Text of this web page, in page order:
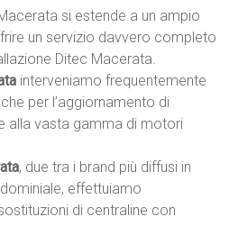
si estende a un ampio
un servizio davvero completo
Ditec Macerata.
interveniamo frequentemente
per l’aggiornamento di
alla vasta gamma di motori
, due tra i brand più diffusi in
effettuiamo
di centraline con